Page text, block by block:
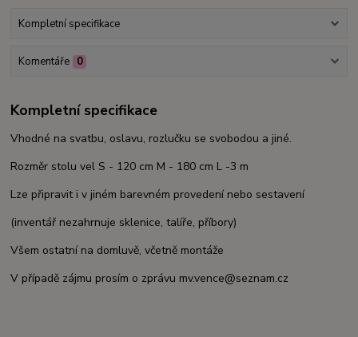
Kompletní specifikace
Komentáře 0
Kompletní specifikace
Vhodné na svatbu, oslavu, rozlučku se svobodou a jiné.
Rozměr stolu vel S - 120 cm M - 180 cm L -3 m
Lze připravit i v jiném barevném provedení nebo sestavení
(inventář nezahrnuje sklenice, talíře, příbory)
Všem ostatní na domluvě, včetně montáže
V případě zájmu prosím o zprávu mv.vence@seznam.cz